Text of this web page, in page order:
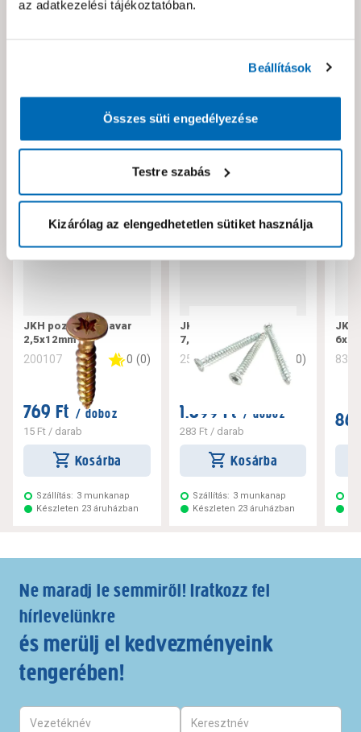
az adatkezelési tájékoztatóban.
Beállítások
Összes süti engedélyezése
Testre szabás
Kizárólag az elengedhetetlen sütiket használja
Neked ajánljuk!
JKH pozdorjacsavar
2,5x12mm
200107 0 (0)
769 Ft / doboz
15 Ft / darab
Kosárba
Szállítás: 3 munkanap
Készleten 23 áruházban
JKH tokrögzítő csavar
7,5x182
256221 0 0)
1.699 Ft / doboz
283 Ft/ darab
Kosárba
Szállítás: 3 munkanap
Készleten 23 áruházban
JKH
Ne maradj le semmiről! Iratkozz fel
hírlevelünkre
és merülj el kedvezményeink
tengerében!